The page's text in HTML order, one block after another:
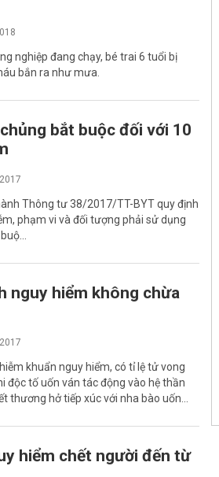
nghiệp đang chạy, bé trai 6 tuổi bị
bắn ra như mưa.
bắt buộc đối với 10
Thông tư 38/2017/TT-BYT quy định
phạm vi và đối tượng phải sử dụng
nguy hiểm không chừa
khuẩn nguy hiểm, có tỉ lệ tử vong
độc tố uốn ván tác động vào hệ thần
thương hở tiếp xúc với nha bào uốn...
hiểm chết người đến từ